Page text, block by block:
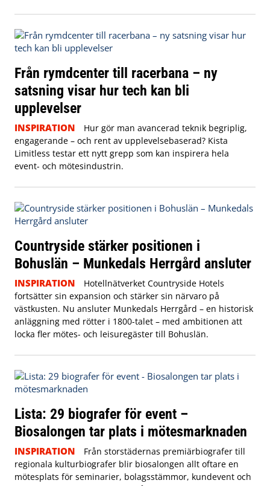
Från rymdcenter till racerbana – ny
satsning visar hur tech kan bli
upplevelser
INSPIRATION
Hur gör man avancerad teknik begriplig,
engagerande – och rent av upplevelsebaserad? Kista
Limitless testar ett nytt grepp som kan inspirera hela
event- och mötesindustrin.
Countryside stärker positionen i
Bohuslän – Munkedals Herrgård ansluter
INSPIRATION
Hotellnätverket Countryside Hotels
fortsätter sin expansion och stärker sin närvaro på
västkusten. Nu ansluter Munkedals Herrgård – en historisk
anläggning med rötter i 1800-talet – med ambitionen att
locka fler mötes- och leisuregäster till Bohuslän.
Lista: 29 biografer för event –
Biosalongen tar plats i mötesmarknaden
INSPIRATION
Från storstädernas premiärbiografer till
regionala kulturbiografer blir biosalongen allt oftare en
mötesplats för seminarier, bolagsstämmor, kundevent och